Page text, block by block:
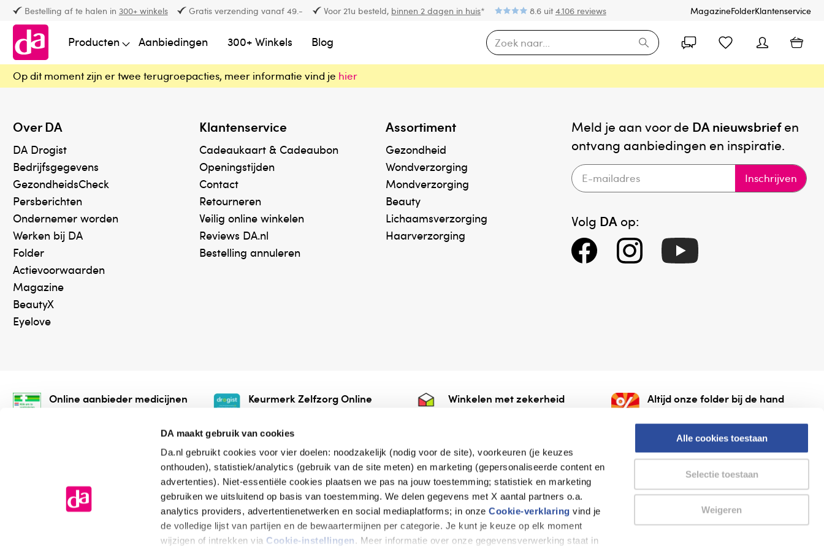
DA maakt gebruik van cookies
Da.nl gebruikt cookies voor vier doelen: noodzakelijk (nodig voor de site), voorkeuren (je keuzes
onthouden), statistiek/analytics (gebruik van de site meten) en marketing (gepersonaliseerde content en
advertenties). Niet-essentiële cookies plaatsen we pas na jouw toestemming; statistiek en marketing
gebruiken we uitsluitend op basis van toestemming. We delen gegevens met X aantal partners o.a.
analytics providers, advertentienetwerken en social mediaplatforms; in onzeCookie-verklaring vind je
de volledige lijst van partijen en de bewaartermijnen per categorie. Je kunt je keuze op elk moment
wijzigen of intrekken via Cookie-instellingen. Meer informatie over onze gegevensverwerking staat in
Alle cookies toestaan
Selectie toestaan
Weigeren
Bestelling af te halen in 300+ winkels Gratis verzending vanaf 49.- Voor 21u besteld, binnen 2 dagen in huis* 8.6 uit4.106 reviews MagazineFolderKlantenservice
Producten Aanbiedingen 300+ Winkels Blog
Op dit moment zijn er twee terugroepacties, meer informatie vind je hier
Over DA
DA Drogist
Bedrijfsgegevens
GezondheidsCheck
Persberichten
Ondernemer worden
Werken bij DA
Folder
Actievoorwaarden
Magazine
BeautyX
Eyelove
Klantenservice
Cadeaukaart & Cadeaubon
Openingstijden
Contact
Retourneren
Veilig online winkelen
Reviews DA.nl
Bestelling annuleren
Assortiment
Gezondheid
Wondverzorging
Mondverzorging
Beauty
Lichaamsverzorging
Haarverzorging
Meld je aan voor de DA nieuwsbriefen
ontvang aanbiedingen en inspiratie.
Inschrijven
Volg DA op:
Online aanbieder medicijnen
onze webshop mag verkopen.
Keurmerk Zelfzorg Online
online.
Winkelen met zekerheid Altijd onze folder bij de hand
AlleFolders.
de vriendelijke specialist
Algemene voorwaarden Cookieverklaring Disclaimer Privacy verklaring Thuiswinkel waarborg